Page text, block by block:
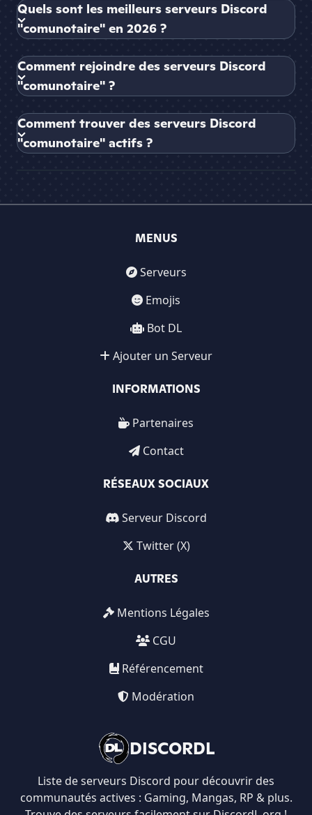
Quels sont les meilleurs serveurs Discord
"comunotaire" en 2026 ?
Comment rejoindre des serveurs Discord
"comunotaire" ?
Comment trouver des serveurs Discord
"comunotaire" actifs ?
DISCORDL
Liste de serveurs Discord pour découvrir des
communautés actives : Gaming, Mangas, RP & plus.
MENUS
Serveurs
Emojis
Bot DL
Ajouter un Serveur
INFORMATIONS
Partenaires
Contact
RÉSEAUX SOCIAUX
Serveur Discord
Twitter (X)
AUTRES
Mentions Légales
CGU
Référencement
Modération